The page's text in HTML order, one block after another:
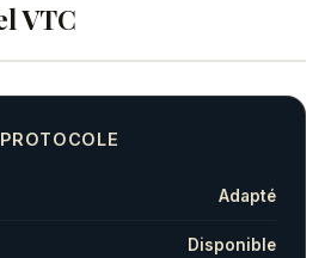
VTC
Adapté
Disponible